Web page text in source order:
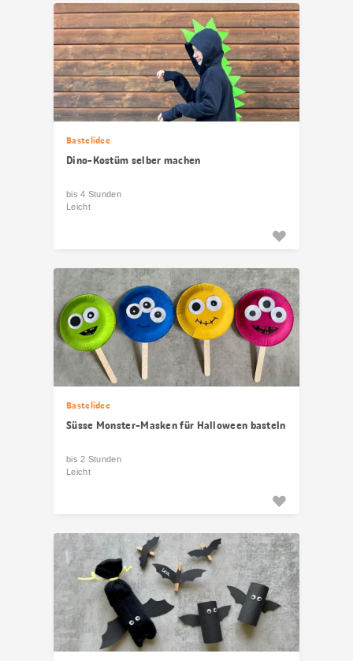
Bastelidee
Dino-Kostüm selber machen
bis 4 Stunden
Leicht
Bastelidee
Süsse Monster-Masken für Halloween basteln
bis 2 Stunden
Leicht